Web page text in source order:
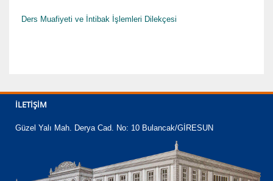
Ders Muafiyeti ve İntibak İşlemleri Dilekçesi
İLETIŞIM
Güzel Yalı Mah. Derya Cad. No: 10 Bulancak/GİRESUN